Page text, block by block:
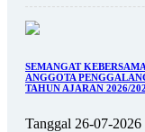
SEMANGAT
ANGGOTA
TAHUN AJARAN 2026/
Tanggal 26-07-